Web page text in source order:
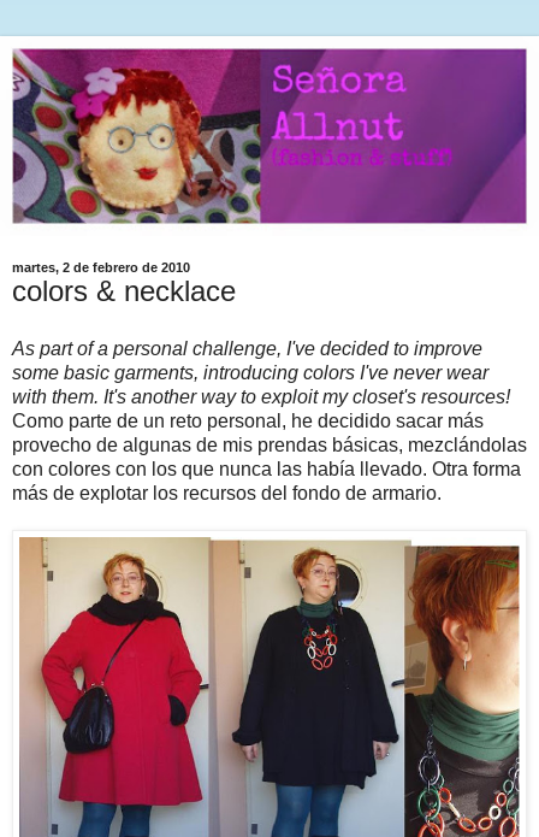
martes, 2 de febrero de 2010
colors & necklace
As part of a personal challenge, I've decided to improve
some basic garments, introducing colors I've never wear
with them. It's another way to exploit my closet's resources!
Como parte de un reto personal, he decidido sacar más
provecho de algunas de mis prendas básicas, mezclándolas
con colores con los que nunca las había llevado. Otra forma
más de explotar los recursos del fondo de armario.